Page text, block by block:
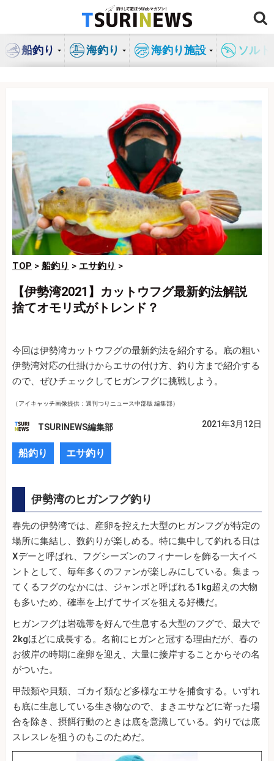
ン
船釣り 海釣り 海釣り施設 ソル
TOP > 船釣り > エサ釣り >
【伊勢湾2021】カットウフグ最新釣法解説
捨てオモリ式がトレンド？
今回は伊勢湾カットウフグの最新釣法を紹介する。底の粗い
伊勢湾対応の仕掛けからエサの付け方、釣り方まで紹介する
ので、ぜひチェックしてヒガンフグに挑戦しよう。
（アイキャッチ画像提供：週刊つりニュース中部版 編集部）
TSURINEWS編集部 2021年3月12日
船釣り エサ釣り
伊勢湾のヒガンフグ釣り
春先の伊勢湾では、産卵を控えた大型のヒガンフグが特定の
場所に集結し、数釣りが楽しめる。特に集中して釣れる日は
Xデーと呼ばれ、フグシーズンのフィナーレを飾る一大イベ
ントとして、毎年多くのファンが楽しみにしている。集まっ
てくるフグのなかには、ジャンボと呼ばれる1kg超えの大物
も多いため、確率を上げてサイズを狙える好機だ。
ヒガンフグは岩礁帯を好んで生息する大型のフグで、最大で
2kgほどに成長する。名前にヒガンと冠する理由だが、春の
お彼岸の時期に産卵を迎え、大量に接岸することからその名
がついた。
甲殻類や貝類、ゴカイ類など多様なエサを捕食する。いずれ
も底に生息している生き物なので、まきエサなどに寄った場
合を除き、摂餌行動のときは底を意識している。釣りでは底
スレスレを狙うのもこのためだ。